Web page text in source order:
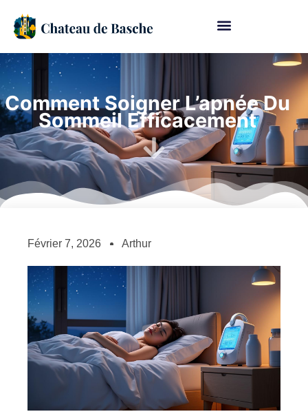
Comment Soigner L’apnée Du
Sommeil Efficacement
Février 7, 2026 Arthur